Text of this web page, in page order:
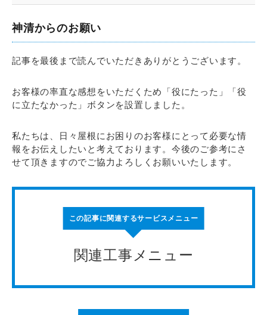
神清からのお願い
記事を最後まで読んでいただきありがとうございます。
お客様の率直な感想をいただくため「役にたった」「役
に立たなかった」ボタンを設置しました。
私たちは、日々屋根にお困りのお客様にとって必要な情
報をお伝えしたいと考えております。今後のご参考にさ
せて頂きますのでご協力よろしくお願いいたします。
この記事に関連するサービスメニュー
関連工事メニュー